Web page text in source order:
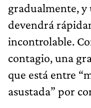
gradualmente, y
devendrá
incontrolable.
contagio, una
que está entre
asustada” por